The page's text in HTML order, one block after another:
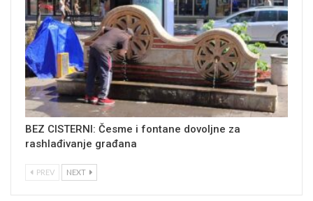
BEZ CISTERNI: Česme i fontane dovoljne za
rashlađivanje građana
PREV NEXT